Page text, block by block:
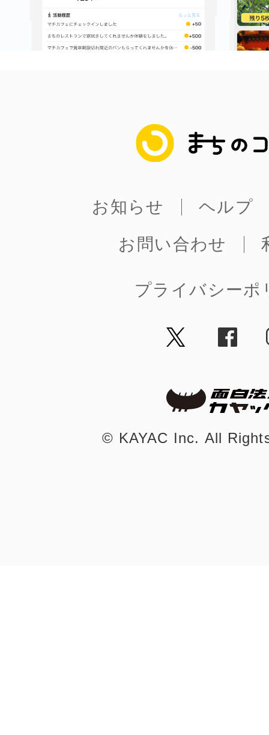
まちのコイン
お知らせ
ヘルプ
お問い合わせ
プライバシーポ
©︎ KAYAC Inc. All
お知らせ
お問い合わせ
プライバシーポ